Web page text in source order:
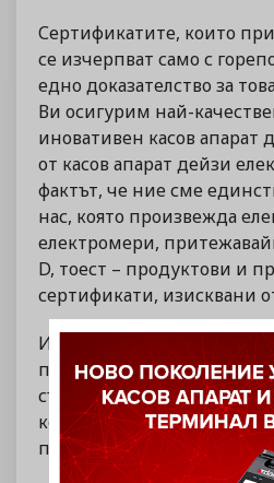
Сертификатите, които
се изчерпват само с
едно доказателство за
Ви осигурим най-
иновативен касов апарат
от касов апарат дейзи
фактът, че ние сме
нас, която произвежда
електромери,
D, тоест – продуктови и
сертификати, изисквани
Избирайки Daisy Tech,
подходящия за Вас касов
съобразен с
конкретните Ви
предпочитания.